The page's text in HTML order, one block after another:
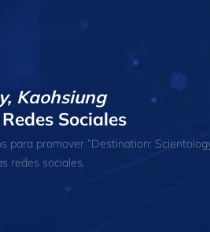
Kaohsiung
Sociales
para promover “Destination:
redes sociales.